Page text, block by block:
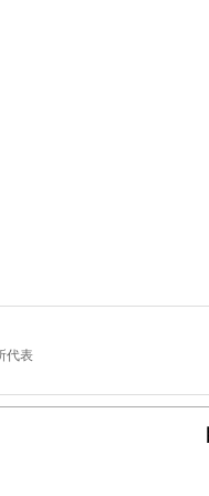
代表
ャル・プランニング技能士、特
提案」をモットーにしている。